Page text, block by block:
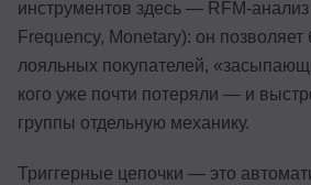
инструментов здесь — RFM-
Frequency, Monetary): он
лояльных покупателей,
кого уже почти потеряли — и
группы отдельную механику.
Триггерные цепочки — это